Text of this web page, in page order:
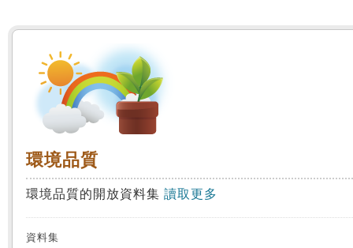
:::
環境品質
環境品質
環境品質的開放資料集 讀取更多
資料集